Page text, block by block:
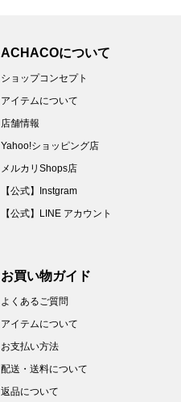
ACHACOについて
ショップコンセプト
アイテムについて
店舗情報
Yahoo!ショッピング店
メルカリShops店
【公式】Instgram
【公式】LINE アカウント
お買い物ガイド
よくあるご質問
アイテムについて
お支払い方法
配送・送料について
返品について